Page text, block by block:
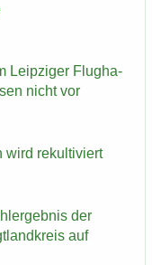
Leip­zi­ger Flug­ha­
nicht vor
wird re­kul­ti­viert
der
auf